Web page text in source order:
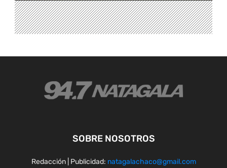
SOBRE NOSOTROS
Redacción | Publicidad: natagalachaco@gmail.com